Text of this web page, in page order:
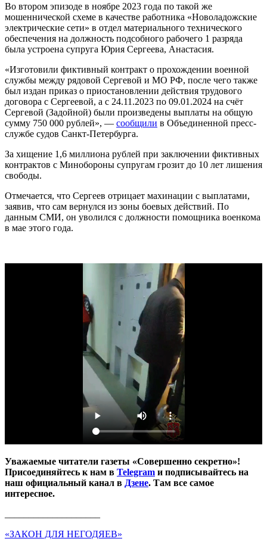
Во втором эпизоде в ноябре 2023 года по такой же
мошеннической схеме в качестве работника «Новоладожские
электрические сети» в отдел материального технического
обеспечения на должность подсобного рабочего 1 разряда
была устроена супруга Юрия Сергеева, Анастасия.
«Изготовили фиктивный контракт о прохождении военной
службы между рядовой Сергевой и МО РФ, после чего также
был издан приказ о приостановлении действия трудового
договора с Сергеевой, а с 24.11.2023 по 09.01.2024 на счёт
Сергевой (Задойной) были произведены выплаты на общую
сумму 750 000 рублей», — сообщили в Объединенной пресс-
службе судов Санкт-Петербурга.
За хищение 1,6 миллиона рублей при заключении фиктивных
контрактов с Минобороны супругам грозит до 10 лет лишения
свободы.
Отмечается, что Сергеев отрицает махинации с выплатами,
заявив, что сам вернулся из зоны боевых действий. По
данным СМИ, он уволился с должности помощника военкома
в мае этого года.
Уважаемые читатели газеты «Совершенно секретно»!
Присоединяйтесь к нам в Telegram и подписывайтесь на
наш официальный канал в Дзене. Там все самое
интересное.
«ЗАКОН ДЛЯ НЕГОДЯЕВ»